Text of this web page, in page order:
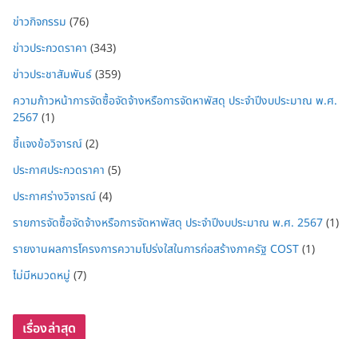
ข่าวกิจกรรม (76)
ข่าวประกวดราคา (343)
ข่าวประชาสัมพันธ์(359)
ความก้าวหน้าการจัดซื้อจัดจ้างหรือการจัดหาพัสดุ ประจำปีงบประมาณ พ.ศ.
2567(1)
ชี้แจงข้อวิจารณ์(2)
ประกาศประกวดราคา (5)
ประกาศร่างวิจารณ์(4)
รายการจัดซื้อจัดจ้างหรือการจัดหาพัสดุ ประจำปีงบประมาณ พ.ศ. 2567(1)
รายงานผลการโครงการความโปร่งใสในการก่อสร้างภาครัฐ COST(1)
ไม่มีหมวดหมู่ (7)
เรื่องล่าสุด